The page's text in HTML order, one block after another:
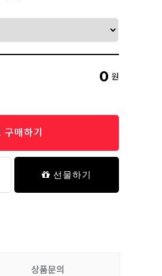
0 원
구매하기
선물하기
상품문의